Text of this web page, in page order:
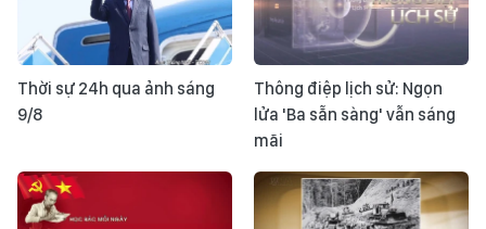
Thời sự 24h qua ảnh sáng
9/8
Thông điệp lịch sử: Ngọn
lửa 'Ba sẵn sàng' vẫn sáng
mãi